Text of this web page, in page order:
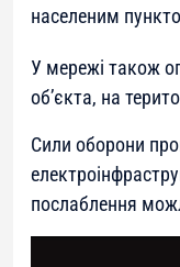
населеним
У мережі також
об’єкта, на
Сили оборони
послаблення